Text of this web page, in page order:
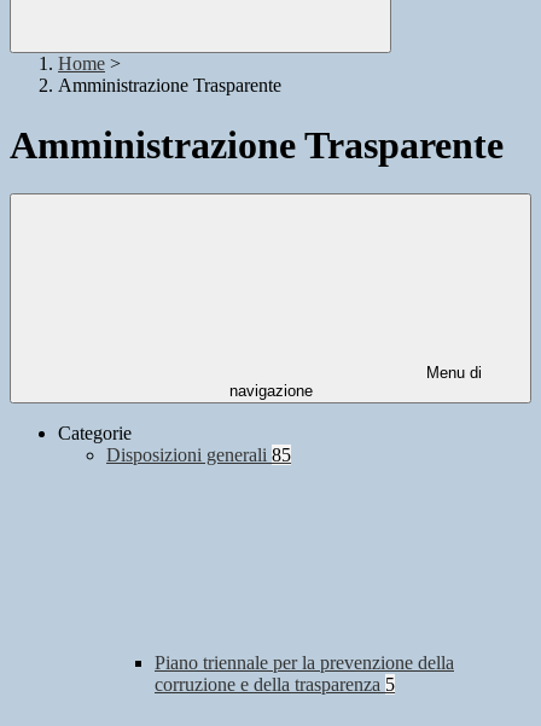
Home >
Amministrazione Trasparente
Amministrazione Trasparente
Menu di
navigazione
Categorie
Disposizioni generali 85
Piano triennale per la prevenzione della
corruzione e della trasparenza 5